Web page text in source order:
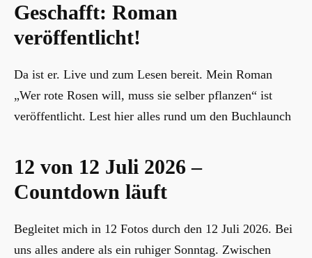
Geschafft: Roman
veröffentlicht!
Da ist er. Live und zum Lesen bereit. Mein Roman
„Wer rote Rosen will, muss sie selber pflanzen“ ist
veröffentlicht. Lest hier alles rund um den Buchlaunch
12 von 12 Juli 2026 –
Countdown läuft
Begleitet mich in 12 Fotos durch den 12 Juli 2026. Bei
uns alles andere als ein ruhiger Sonntag. Zwischen